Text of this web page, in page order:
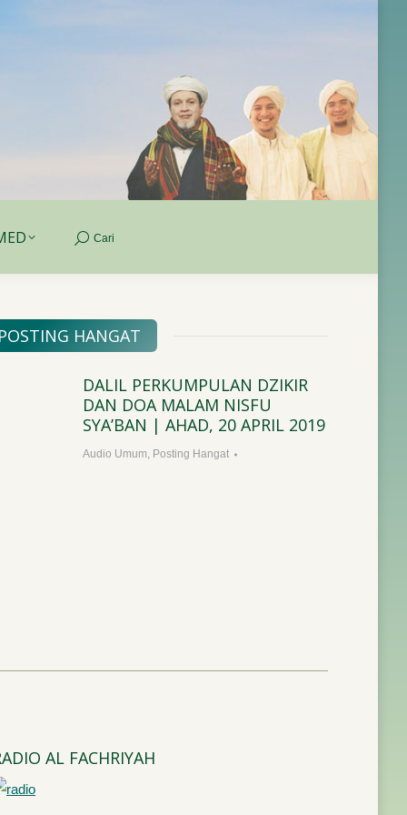
Search:
Cari
POSTING HANGAT
DALIL PERKUMPULAN DZIKIR
DAN DOA MALAM NISFU
SYA’BAN | AHAD, 20 APRIL 2019
Audio Umum, Posting Hangat
AL FACHRIYAH